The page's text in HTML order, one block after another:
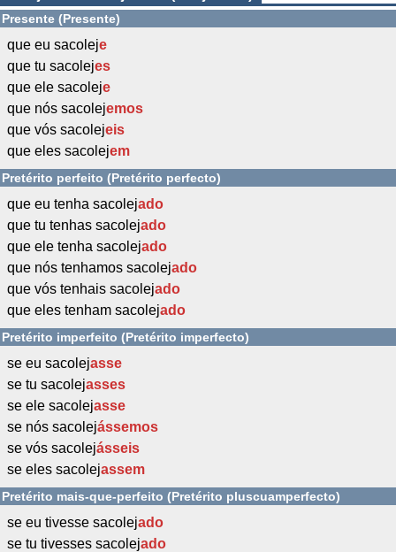
Presente (Presente)
que eu sacoleje
que tu sacolejes
que ele sacoleje
que nós sacolejemos
que vós sacolejeis
que eles sacolejem
Pretérito perfeito (Pretérito perfecto)
que eu tenha sacolejado
que tu tenhas sacolejado
que ele tenha sacolejado
que nós tenhamos sacolejado
que vós tenhais sacolejado
que eles tenham sacolejado
Pretérito imperfeito (Pretérito imperfecto)
se eu sacolejasse
se tu sacolejasses
se ele sacolejasse
se nós sacolejássemos
se vós sacolejásseis
se eles sacolejassem
Pretérito mais-que-perfeito (Pretérito pluscuamperfecto)
se eu tivesse sacolejado
se tu tivesses sacolejado